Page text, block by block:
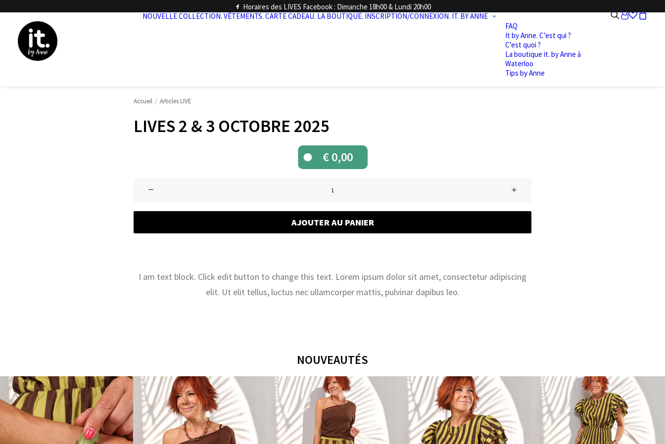
Horaires des LIVES Facebook : Dimanche 18h00 & Lundi 20h00
NOUVELLE COLLECTION. VÊTEMENTS. CARTE CADEAU. LA BOUTIQUE. INSCRIPTION/CONNEXION. IT. BY ANNE
FAQ
It by Anne. C’est qui ?
C’est quoi ?
La boutique it. by Anne à
Waterloo
Tips by Anne
Accueil Articles LIVE
LIVES 2 & 3 OCTOBRE 2025
€0,00
LIVES
2
&
2025
AJOUTER AU PANIER
I am text block. Click edit button to change this text. Lorem ipsum dolor sit amet, consectetur adipiscing
elit. Ut elit tellus, luctus nec ullamcorper mattis, pulvinar dapibus leo.
NOUVEAUTÉS